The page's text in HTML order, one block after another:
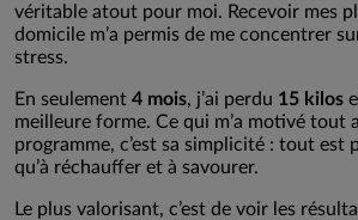
véritable atout pour moi. Recevoir mes
domicile m’a permis de me concentrer
stress.
En seulement 4 mois, j’ai perdu 15 kilos
meilleure forme. Ce qui m’a motivé tout
programme, c’est sa simplicité : tout est
qu’à réchauffer et à savourer.
Le plus valorisant, c’est de voir les